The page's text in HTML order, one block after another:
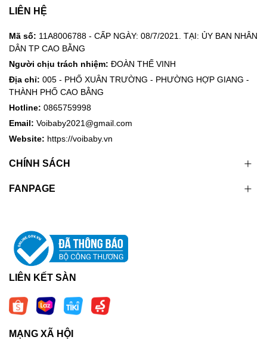
LIÊN HỆ
Mã số: 11A8006788 - CẤP NGÀY: 08/7/2021. TẠI: ỦY BAN NHÂN
DÂN TP CAO BẰNG
Người chịu trách nhiệm: ĐOÀN THẾ VINH
Địa chỉ: 005 - PHỐ XUÂN TRƯỜNG - PHƯỜNG HỢP GIANG -
THÀNH PHỐ CAO BẰNG
Hotline: 0865759998
Email: Voibaby2021@gmail.com
Website: https://voibaby.vn
CHÍNH SÁCH
FANPAGE
LIÊN KẾT SÀN
MẠNG XÃ HỘI